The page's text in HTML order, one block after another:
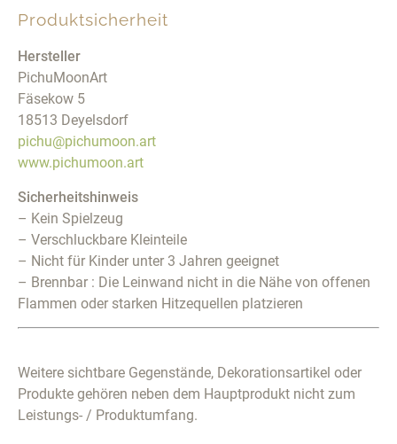
Produktsicherheit
Hersteller
PichuMoonArt
Fäsekow 5
18513 Deyelsdorf
pichu@pichumoon.art
www.pichumoon.art
Sicherheitshinweis
– Kein Spielzeug
– Verschluckbare Kleinteile
– Nicht für Kinder unter 3 Jahren geeignet
– Brennbar : Die Leinwand nicht in die Nähe von offenen
Flammen oder starken Hitzequellen platzieren
Weitere sichtbare Gegenstände, Dekorationsartikel oder
Produkte gehören neben dem Hauptprodukt nicht zum
Leistungs- / Produktumfang.